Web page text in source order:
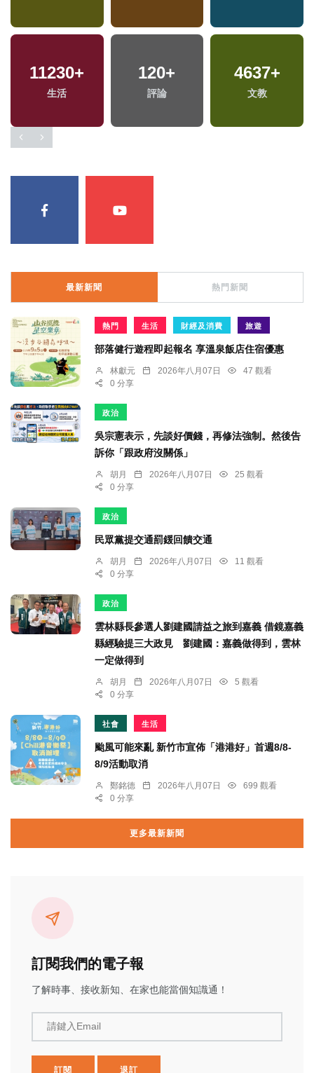
11230+
生活
120+
評論
4637+
文教
最新新聞 熱門新聞
熱門 生活 財經及消費 旅遊
部落健行遊程即起報名 享溫泉飯店住宿優惠
林獻元 2026年八月07日
47 觀看
0 分享
政治
吳宗憲表示，先談好價錢，再修法強制。然後告
訴你「跟政府沒關係」
胡月 2026年八月07日
25 觀看
0 分享
政治
民眾黨提交通罰鍰回饋交通
胡月 2026年八月07日
11 觀看
0 分享
政治
雲林縣長參選人劉建國請益之旅到嘉義 借鏡嘉義
縣經驗提三大政見 劉建國：嘉義做得到，雲林
一定做得到
胡月 2026年八月07日
5 觀看
0 分享
社會 生活
颱風可能來亂 新竹市宣佈「港港好」首週8/8-
8/9活動取消
鄭銘德 2026年八月07日
699 觀看
0 分享
更多最新新聞
訂閱我們的電子報
了解時事、接收新知、在家也能當個知識通！
請鍵入Email
訂閱 退訂